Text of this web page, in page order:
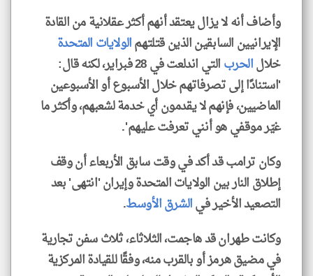
وأضاف أنه لا يزال يعتقد أنهم أكثر عقلانية من القادة
الإيرانيين السابقين الذين قتلتهمالولايات المتحدة
خلالالحرب
التي اندلعت في 28 فبراير، لكنه قال:
'استنادًا إلى تصرفاتهم خلال الأسبوع أو الأسبوعين
الماضيين، فإنهم لا يقدمون أي خدمة لشعبهم، وأكثر ما
غيّر موقفي هو أنني تعرفت عليهم'.
وكان ترامب قد أكد في وقت سابق الأربعاء أن وقف
إطلاق النار بين الولايات المتحدة وإيران 'انتهى' بعد
التصعيد الأخير فيالشرق الأوسط.
وكانت طهران قد هاجمت، الثلاثاء، ثلاث سفن تجارية
في مضيق هرمز أو بالقرب منه، وفقًا للقيادة المركزية